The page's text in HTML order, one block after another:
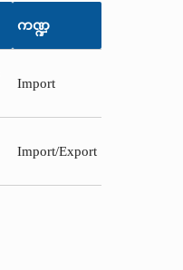
ကဏ္ဍ
Import
Import/Export